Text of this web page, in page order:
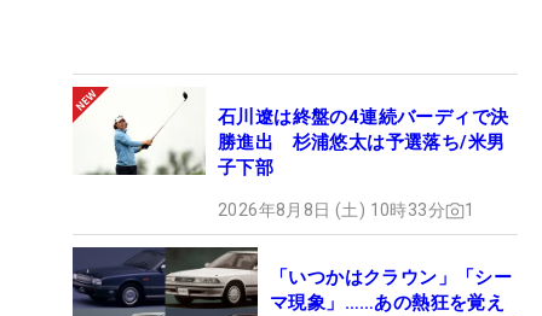
石川遼は終盤の4連続バーディで決
勝進出 杉浦悠太は予選落ち/米男
子下部
2026年8月8日 (土) 10時33分 1
「いつかはクラウン」「シー
マ現象」……あの熱狂を覚え